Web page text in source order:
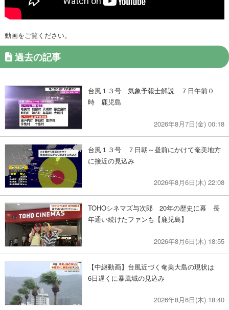
動画をご覧ください。
過去の記事
台風１３号 気象予報士解説 ７日午前０
時 鹿児島
2026年8月7日(金) 00:18
台風１３号 ７日朝～昼前にかけて奄美地方
に接近の見込み
2026年8月6日(木) 22:08
TOHOシネマズ与次郎 20年の歴史に幕 長
年通い続けたファンも【鹿児島】
2026年8月6日(木) 18:55
【中継動画】台風近づく奄美大島の現状は
6日遅くに暴風域の見込み
2026年8月6日(木) 18:40